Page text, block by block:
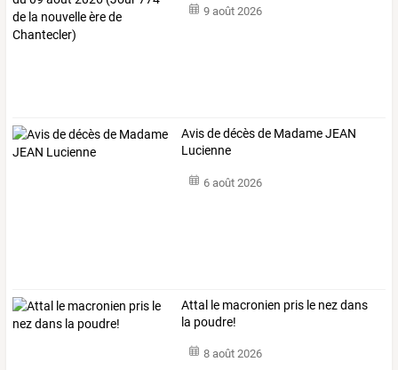
9 août 2026
Avis de décès de Madame JEAN
Lucienne
6 août 2026
Attal le macronien pris le nez dans
la poudre!
8 août 2026